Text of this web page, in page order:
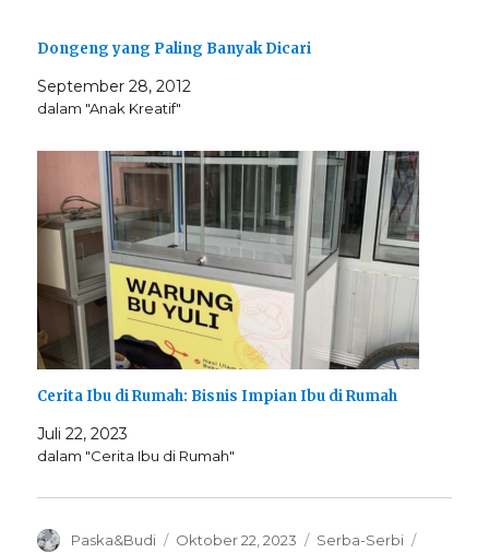
Dongeng yang Paling Banyak Dicari
September 28, 2012
dalam "Anak Kreatif"
Cerita Ibu di Rumah: Bisnis Impian Ibu di Rumah
Juli 22, 2023
dalam "Cerita Ibu di Rumah"
Author
Paska&Budi
Posted
Oktober 22, 2023 Categories
Serba-Serbi